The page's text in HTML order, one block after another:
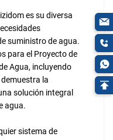
es su diversa
suministro de agua.
para el Proyecto de
Agua, incluyendo
la
solución integral
agua.
sistema de